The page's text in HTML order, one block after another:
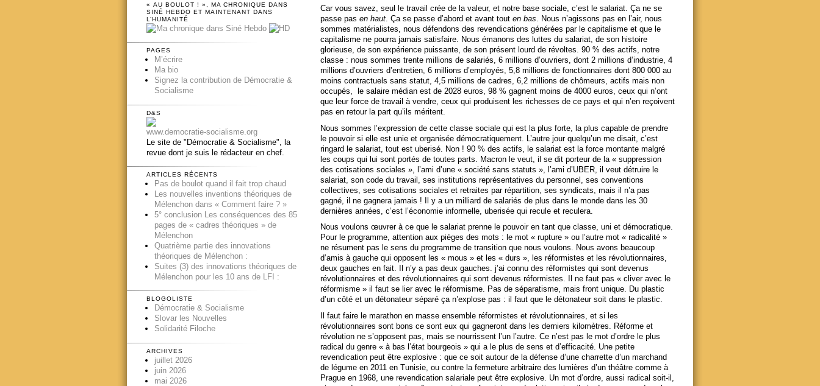
Car vous savez, seul le travail crée de la valeur, et notre base sociale, c’est le salariat. Ça ne se
passe pas en haut. Ça se passe d’abord et avant tout en bas. Nous n’agissons pas en l’air, nous
sommes matérialistes, nous défendons des revendications générées par le capitalisme et que le
capitalisme ne pourra jamais satisfaire. Nous émanons des luttes du salariat, de son histoire
glorieuse, de son expérience puissante, de son présent lourd de révoltes. 90 % des actifs, notre
classe : nous sommes trente millions de salariés, 6 millions d’ouvriers, dont 2 millions d’industrie, 4
millions d’ouvriers d’entretien, 6 millions d’employés, 5,8 millions de fonctionnaires dont 800 000 au
moins contractuels sans statut, 4,5 millions de cadres, 6,2 millions de chômeurs, actifs mais non
occupés, le salaire médian est de 2028 euros, 98 % gagnent moins de 4000 euros, ceux qui n’ont
que leur force de travail à vendre, ceux qui produisent les richesses de ce pays et qui n’en reçoivent
pas en retour la part qu’ils méritent.
Nous sommes l’expression de cette classe sociale qui est la plus forte, la plus capable de prendre
le pouvoir si elle est unie et organisée démocratiquement. L’autre jour quelqu’un me disait, c’est
ringard le salariat, tout est uberisé. Non ! 90 % des actifs, le salariat est la force montante malgré
les coups qui lui sont portés de toutes parts. Macron le veut, il se dit porteur de la « suppression
des cotisations sociales », l’ami d’une « société sans statuts », l’ami d’UBER, il veut détruire le
salariat, son code du travail, ses institutions représentatives du personnel, ses conventions
collectives, ses cotisations sociales et retraites par répartition, ses syndicats, mais il n’a pas
gagné, il ne gagnera jamais ! Il y a un milliard de salariés de plus dans le monde dans les 30
dernières années, c’est l’économie informelle, uberisée qui recule et reculera.
Nous voulons œuvrer à ce que le salariat prenne le pouvoir en tant que classe, uni et démocratique.
Pour le programme, attention aux pièges des mots : le mot « rupture » ou l’autre mot « radicalité »
ne résument pas le sens du programme de transition que nous voulons. Nous avons beaucoup
d’amis à gauche qui opposent les « mous » et les « durs », les réformistes et les révolutionnaires,
deux gauches en fait. Il n’y a pas deux gauches. j’ai connu des réformistes qui sont devenus
révolutionnaires et des révolutionnaires qui sont devenus réformistes. Il ne faut pas « cliver avec le
réformisme » il faut se lier avec le réformisme. Pas de séparatisme, mais front unique. Du plastic
d’un côté et un détonateur séparé ça n’explose pas : il faut que le détonateur soit dans le plastic.
Il faut faire le marathon en masse ensemble réformistes et révolutionnaires, et si les
révolutionnaires sont bons ce sont eux qui gagneront dans les derniers kilomètres. Réforme et
révolution ne s’opposent pas, mais se nourrissent l’un l’autre. Ce n’est pas le mot d’ordre le plus
radical du genre « à bas l’état bourgeois » qui a le plus de sens et d’efficacité. Une petite
revendication peut être explosive : que ce soit autour de la défense d’une charrette d’un marchand
de légume en 2011 en Tunisie, ou contre la fermeture arbitraire des lumières d’un théâtre comme à
Prague en 1968, une revendication salariale peut être explosive. Un mot d’ordre, aussi radical soit-il,
« AU BOULOT ! », MA CHRONIQUE DANS
SINÉ HEBDO ET MAINTENANT DANS
L’HUMANITÉ
PAGES
M’écrire
Ma bio
Signez la contribution de Démocratie &
Socialisme
D&S
www.democratie-socialisme.org
Le site de "Démocratie & Socialisme", la
revue dont je suis le rédacteur en chef.
ARTICLES RÉCENTS
Pas de boulot quand il fait trop chaud
Les nouvelles inventions théoriques de
Mélenchon dans « Comment faire ? »
5° conclusion Les conséquences des 85
pages de « cadres théoriques » de
Mélenchon
Quatrième partie des innovations
théoriques de Mélenchon :
Suites (3) des innovations théoriques de
Mélenchon pour les 10 ans de LFI :
BLOGOLISTE
Démocratie & Socialisme
Slovar les Nouvelles
Solidarité Filoche
ARCHIVES
juillet 2026
juin 2026
mai 2026